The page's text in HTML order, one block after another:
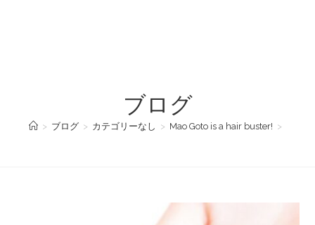
ブログ
> ブログ > カテゴリーなし > Mao Goto is a hair buster! >